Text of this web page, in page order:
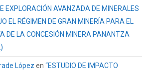
EXPLORACIÓN AVANZADA DE MINERALES
EL RÉGIMEN DE GRAN MINERÍA PARA EL
DE LA CONCESIÓN MINERA PANANTZA
López en “ESTUDIO DE IMPACTO